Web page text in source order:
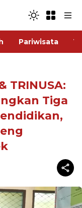
Pariwisata
TRINUSA:
Tiga